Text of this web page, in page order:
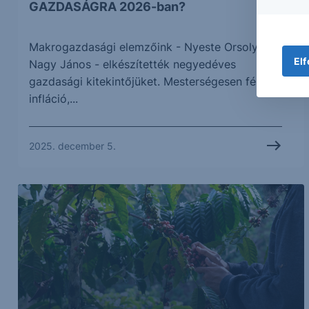
GAZDASÁGRA 2026-ban?
Makrogazdasági elemzőink - Nyeste Orsolya és
Nagy János - elkészítették negyedéves
gazdasági kitekintőjüket. Mesterségesen fékezett
infláció,...
2025. december 5.